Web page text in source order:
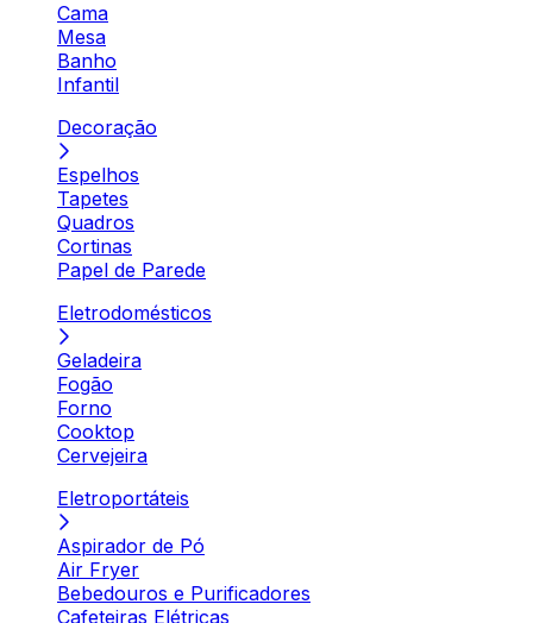
Cama
Mesa
Banho
Infantil
Decoração
Espelhos
Tapetes
Quadros
Cortinas
Papel de Parede
Eletrodomésticos
Geladeira
Fogão
Forno
Cooktop
Cervejeira
Eletroportáteis
Aspirador de Pó
Air Fryer
Bebedouros e Purificadores
Cafeteiras Elétricas